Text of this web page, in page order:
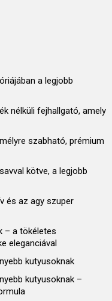
a legjobb
nélküli fejhallgató, amely
szabható, prémium
kötve, a legjobb
és az agy szuper
– a tökéletes
eleganciával
kutyusoknak
kutyusoknak –